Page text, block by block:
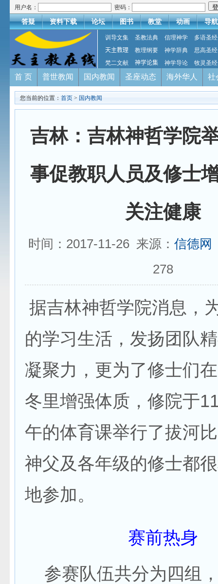
用户名： 密码：
答疑 资料下载 论坛 图书 教堂 动画 导航
训导文集 圣教法典 信理神学
多语圣经
天主教理
教理纲要 神学辞典
思高圣经
梵二文献
神学论集 神学导论 牧灵圣经
首 页 普世教闻 国内教闻 圣座动态 海外华人 社
您当前的位置： 首页 > 国内教闻
吉林：吉林神哲学院
事促教职人员及修士
关注健康
时间：2017-11-26 来源： 信德网
278
据吉林神哲学院消息，
的学习生活，发扬团队
凝聚力，更为了修士们
冬里增强体质，修院于
午的体育课举行了拔河
神父及各年级的修士都
地参加。
赛前热身
参赛队伍共分为四组